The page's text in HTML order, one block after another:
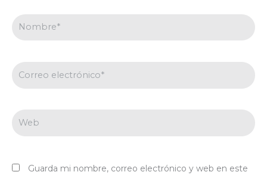
electrónico*
Guarda mi nombre, correo electrónico y web en este